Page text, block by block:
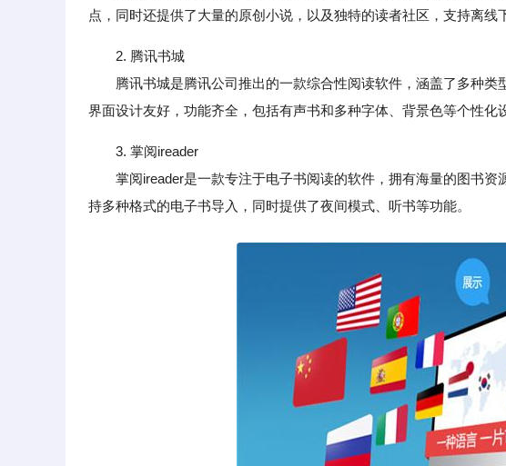
点，同时还提供了大量的原创小说，以及独特的读者社区，支持离线
2. 腾讯书城
腾讯书城是腾讯公司推出的一款综合性阅读软件，涵盖了多种类
界面设计友好，功能齐全，包括有声书和多种字体、背景色等个性化
3. 掌阅ireader
掌阅ireader是一款专注于电子书阅读的软件，拥有海量的图书资
持多种格式的电子书导入，同时提供了夜间模式、听书等功能。